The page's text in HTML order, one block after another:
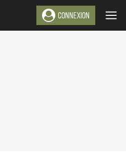
CONNEXION